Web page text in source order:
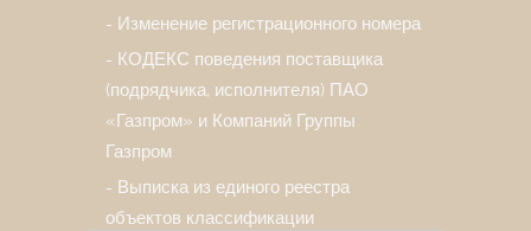
Изменение регистрационного номера
КОДЕКС поведения поставщика
(подрядчика, исполнителя) ПАО
«Газпром» и Компаний Группы
Газпром
Выписка из единого реестра
объектов классификации